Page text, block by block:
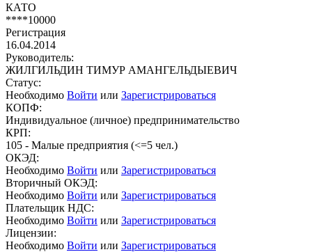
КАТО
****10000
Регистрация
16.04.2014
Руководитель:
ЖИЛГИЛЬДИН ТИМУР АМАНГЕЛЬДЫЕВИЧ
Статус:
Необходимо Войти или Зарегистрироваться
КОПФ:
Индивидуальное (личное) предпринимательство
КРП:
105 - Малые предприятия (<=5 чел.)
ОКЭД:
Необходимо Войти или Зарегистрироваться
Вторичный ОКЭД:
Необходимо Войти или Зарегистрироваться
Плательщик НДС:
Необходимо Войти или Зарегистрироваться
Лицензии:
Необходимо Войти или Зарегистрироваться